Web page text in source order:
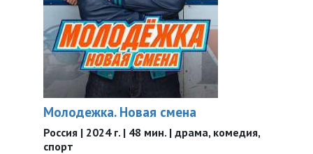
Молодежка. Новая смена
Россия | 2024 г. | 48 мин. | драма, комедия,
спорт